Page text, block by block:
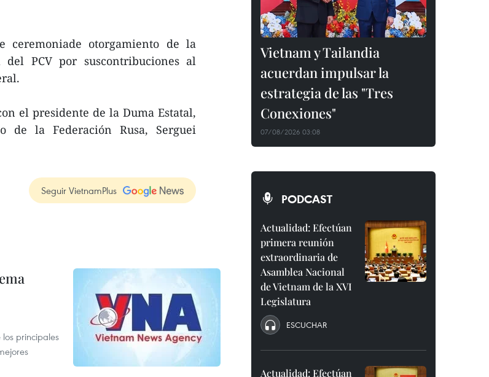
ceremoniade otorgamiento de la
PCV por suscontribuciones al
el presidente de la Duma Estatal,
de la Federación Rusa, Serguei
Seguir VietnamPlus
principales
Vietnam y Tailandia
acuerdan impulsar la
estrategia de las "Tres
Conexiones"
07/08/2026 03:08
PODCAST
Actualidad: Efectúan
primera reunión
extraordinaria de
Asamblea Nacional
de Vietnam de la XVI
Legislatura
ESCUCHAR
Actualidad: Efectúan